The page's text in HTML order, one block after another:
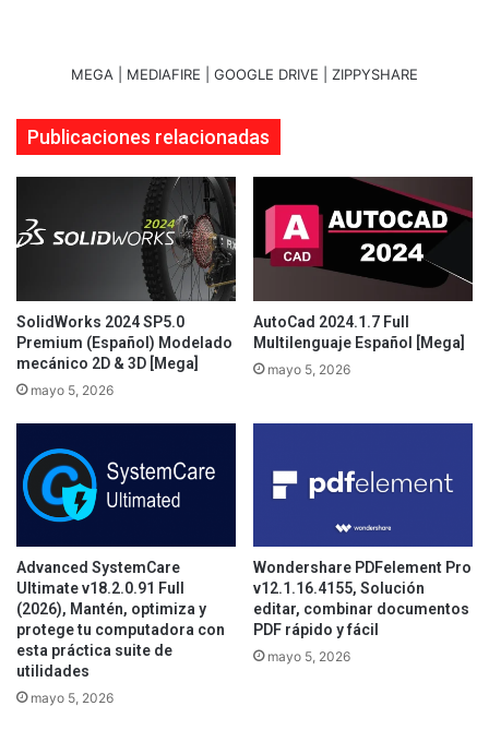
MEGA | MEDIAFIRE | GOOGLE DRIVE | ZIPPYSHARE
Publicaciones relacionadas
SolidWorks 2024 SP5.0
Premium (Español) Modelado
mecánico 2D & 3D [Mega]
mayo 5, 2026
AutoCad 2024.1.7 Full
Multilenguaje Español [Mega]
mayo 5, 2026
Advanced SystemCare
Ultimate v18.2.0.91 Full
(2026), Mantén, optimiza y
protege tu computadora con
esta práctica suite de
utilidades
mayo 5, 2026
Wondershare PDFelement Pro
v12.1.16.4155, Solución
editar, combinar documentos
PDF rápido y fácil
mayo 5, 2026